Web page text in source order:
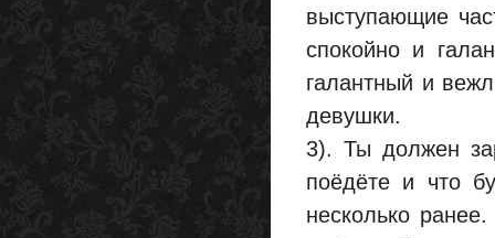
выступающие
спокойно и
галантный и
девушки.
3). Ты должен
поёдёте и что
несколько